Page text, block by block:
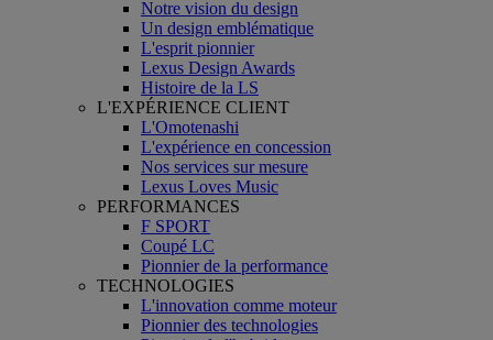
Notre vision du design
Un design emblématique
L'esprit pionnier
Lexus Design Awards
Histoire de la LS
L'EXPÉRIENCE CLIENT
L'Omotenashi
L'expérience en concession
Nos services sur mesure
Lexus Loves Music
PERFORMANCES
F SPORT
Coupé LC
Pionnier de la performance
TECHNOLOGIES
L'innovation comme moteur
Pionnier des technologies